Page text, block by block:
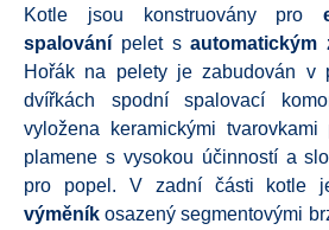
Kotle jsou konstruovány pro
spalování pelet sautomatickým
Hořák na pelety je zabudován v
dvířkách spodní spalovací
vyložena keramickými
plamene s vysokou účinností a
pro popel. V zadní části kotle
výměník osazený segmentovými